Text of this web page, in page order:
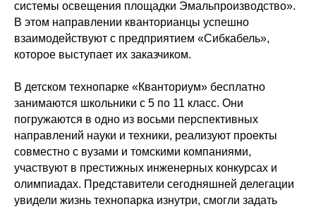
системы освещения площадки Эмальпроизводство».
В этом направлении кванторианцы успешно
взаимодействуют с предприятием «Сибкабель»,
которое выступает их заказчиком.
В детском технопарке «Кванториум» бесплатно
занимаются школьники с 5 по 11 класс. Они
погружаются в одно из восьми перспективных
направлений науки и техники, реализуют проекты
совместно с вузами и томскими компаниями,
участвуют в престижных инженерных конкурсах и
олимпиадах. Представители сегодняшней делегации
увидели жизнь технопарка изнутри, смогли задать